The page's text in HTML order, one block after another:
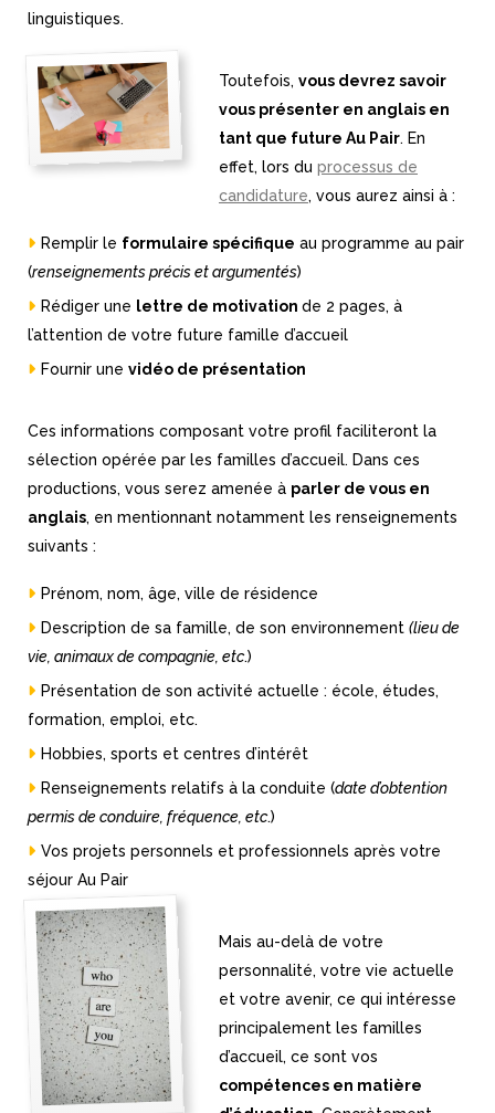
linguistiques.
Toutefois, vous devrez savoir
vous présenter en anglais en
tant que future Au Pair. En
effet, lors du processus de
candidature, vous aurez ainsi à :
Remplir le formulaire spécifique au programme au pair
(renseignements précis et argumentés)
Rédiger une lettre de motivation de 2 pages, à
l’attention de votre future famille d’accueil
Fournir une vidéo de présentation
Ces informations composant votre profil faciliteront la
sélection opérée par les familles d’accueil. Dans ces
productions, vous serez amenée à parler de vous en
anglais, en mentionnant notamment les renseignements
suivants :
Prénom, nom, âge, ville de résidence
Description de sa famille, de son environnement (lieu de
vie, animaux de compagnie, etc.)
Présentation de son activité actuelle : école, études,
formation, emploi, etc.
Hobbies, sports et centres d’intérêt
Renseignements relatifs à la conduite (date d’obtention
permis de conduire, fréquence, etc.)
Vos projets personnels et professionnels après votre
séjour Au Pair
Mais au-delà de votre
personnalité, votre vie actuelle
et votre avenir, ce qui intéresse
principalement les familles
d’accueil, ce sont vos
compétences en matière